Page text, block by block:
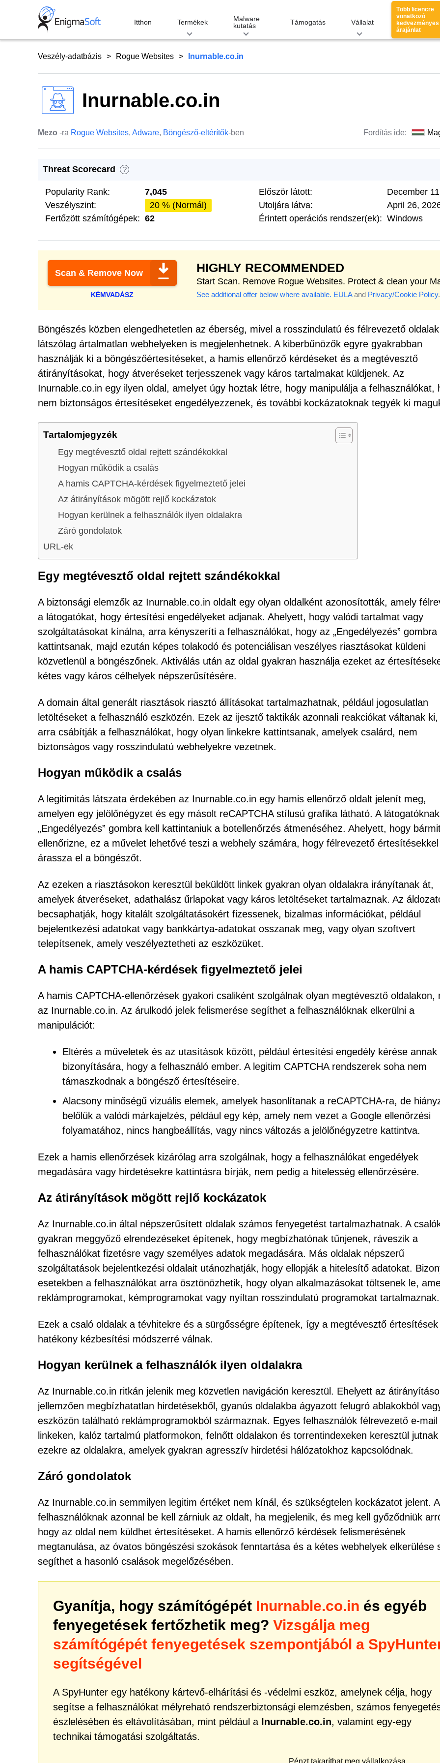
Itthon Termékek
Malware
kutatás
Támogatás Vállalat
Több licencre
vonatkozó
kedvezményes
árajánlat
Veszély-adatbázis Rogue Websites Inurnable.co.in
Inurnable.co.in
Mezo -ra Rogue Websites, Adware, Böngésző-eltérítők-ben Fordítás ide:
Threat Scorecard ?
Popularity Rank:
7,045
Veszélyszint:
20 % (Normál)
Fertőzött számítógépek: 62
Először látott:
December
Utoljára látva:
April 26,
Érintett operációs rendszer(ek): Windows
Scan & Remove Now
KÉMVADÁSZ
HIGHLY RECOMMENDED
Start Scan. Remove Rogue Websites. Protect & clean your
See additional offer below where available. EULAand Privacy/Cookie Policy.
Böngészés közben elengedhetetlen az éberség, mivel a rosszindulatú és félrevezető
látszólag ártalmatlan webhelyeken is megjelenhetnek. A kiberbűnözők egyre gyakrabban
használják ki a böngészőértesítéseket, a hamis ellenőrző kérdéseket és a megtévesztő
átirányításokat, hogy átveréseket terjesszenek vagy káros tartalmakat küldjenek. Az
Inurnable.co.in egy ilyen oldal, amelyet úgy hoztak létre, hogy manipulálja a felhasználókat,
nem biztonságos értesítéseket engedélyezzenek, és további kockázatoknak tegyék ki
Tartalomjegyzék
Egy megtévesztő oldal rejtett szándékokkal
Hogyan működik a csalás
A hamis CAPTCHA-kérdések figyelmeztető jelei
Az átirányítások mögött rejlő kockázatok
Hogyan kerülnek a felhasználók ilyen oldalakra
Záró gondolatok
URL-ek
Egy megtévesztő oldal rejtett szándékokkal
A biztonsági elemzők az Inurnable.co.in oldalt egy olyan oldalként azonosították, amely
a látogatókat, hogy értesítési engedélyeket adjanak. Ahelyett, hogy valódi tartalmat vagy
szolgáltatásokat kínálna, arra kényszeríti a felhasználókat, hogy az „Engedélyezés” gombra
kattintsanak, majd ezután képes tolakodó és potenciálisan veszélyes riasztásokat küldeni
közvetlenül a böngészőnek. Aktiválás után az oldal gyakran használja ezeket az
kétes vagy káros célhelyek népszerűsítésére.
A domain által generált riasztások riasztó állításokat tartalmazhatnak, például jogosulatlan
letöltéseket a felhasználó eszközén. Ezek az ijesztő taktikák azonnali reakciókat váltanak
arra csábítják a felhasználókat, hogy olyan linkekre kattintsanak, amelyek csalárd, nem
biztonságos vagy rosszindulatú webhelyekre vezetnek.
Hogyan működik a csalás
A legitimitás látszata érdekében az Inurnable.co.in egy hamis ellenőrző oldalt jelenít meg,
amelyen egy jelölőnégyzet és egy másolt reCAPTCHA stílusú grafika látható. A
„Engedélyezés” gombra kell kattintaniuk a botellenőrzés átmenéséhez. Ahelyett, hogy
ellenőrizne, ez a művelet lehetővé teszi a webhely számára, hogy félrevezető értesítésekkel
árassza el a böngészőt.
Az ezeken a riasztásokon keresztül beküldött linkek gyakran olyan oldalakra irányítanak át,
amelyek átveréseket, adathalász űrlapokat vagy káros letöltéseket tartalmaznak. Az
becsaphatják, hogy kitalált szolgáltatásokért fizessenek, bizalmas információkat, például
bejelentkezési adatokat vagy bankkártya-adatokat osszanak meg, vagy olyan szoftvert
telepítsenek, amely veszélyeztetheti az eszközüket.
A hamis CAPTCHA-kérdések figyelmeztető jelei
A hamis CAPTCHA-ellenőrzések gyakori csaliként szolgálnak olyan megtévesztő oldalakon,
az Inurnable.co.in. Az árulkodó jelek felismerése segíthet a felhasználóknak elkerülni a
manipulációt:
Eltérés a műveletek és az utasítások között, például értesítési engedély kérése annak
bizonyítására, hogy a felhasználó ember. A legitim CAPTCHA rendszerek soha nem
támaszkodnak a böngésző értesítéseire.
Alacsony minőségű vizuális elemek, amelyek hasonlítanak a reCAPTCHA-ra, de
belőlük a valódi márkajelzés, például egy kép, amely nem vezet a Google ellenőrzési
folyamatához, nincs hangbeállítás, vagy nincs változás a jelölőnégyzetre kattintva.
Ezek a hamis ellenőrzések kizárólag arra szolgálnak, hogy a felhasználókat engedélyek
megadására vagy hirdetésekre kattintásra bírják, nem pedig a hitelesség ellenőrzésére.
Az átirányítások mögött rejlő kockázatok
Az Inurnable.co.in által népszerűsített oldalak számos fenyegetést tartalmazhatnak. A
gyakran meggyőző elrendezéseket építenek, hogy megbízhatónak tűnjenek, ráveszik a
felhasználókat fizetésre vagy személyes adatok megadására. Más oldalak népszerű
szolgáltatások bejelentkezési oldalait utánozhatják, hogy ellopják a hitelesítő adatokat.
esetekben a felhasználókat arra ösztönözhetik, hogy olyan alkalmazásokat töltsenek le,
reklámprogramokat, kémprogramokat vagy nyíltan rosszindulatú programokat tartalmaznak.
Ezek a csaló oldalak a tévhitekre és a sürgősségre építenek, így a megtévesztő értesítések
hatékony kézbesítési módszerré válnak.
Hogyan kerülnek a felhasználók ilyen oldalakra
Az Inurnable.co.in ritkán jelenik meg közvetlen navigáción keresztül. Ehelyett az
jellemzően megbízhatatlan hirdetésekből, gyanús oldalakba ágyazott felugró ablakokból
eszközön található reklámprogramokból származnak. Egyes felhasználók félrevezető e-mail
linkeken, kalóz tartalmú platformokon, felnőtt oldalakon és torrentindexeken keresztül jutnak
ezekre az oldalakra, amelyek gyakran agresszív hirdetési hálózatokhoz kapcsolódnak.
Záró gondolatok
Az Inurnable.co.in semmilyen legitim értéket nem kínál, és szükségtelen kockázatot jelent. A
felhasználóknak azonnal be kell zárniuk az oldalt, ha megjelenik, és meg kell győződniük
hogy az oldal nem küldhet értesítéseket. A hamis ellenőrző kérdések felismerésének
megtanulása, az óvatos böngészési szokások fenntartása és a kétes webhelyek elkerülése
segíthet a hasonló csalások megelőzésében.
Gyanítja, hogy számítógépét Inurnable.co.in és egyéb
fenyegetések fertőzhetik meg? Vizsgálja meg
számítógépét fenyegetések szempontjából a
segítségével
A SpyHunter egy hatékony kártevő-elhárítási és -védelmi eszköz, amelynek célja, hogy
segítse a felhasználókat mélyreható rendszerbiztonsági elemzésben, számos
észlelésében és eltávolításában, mint például a Inurnable.co.in, valamint egy-egy
technikai támogatási szolgáltatás.
Pénzt takaríthat meg vállalkozása